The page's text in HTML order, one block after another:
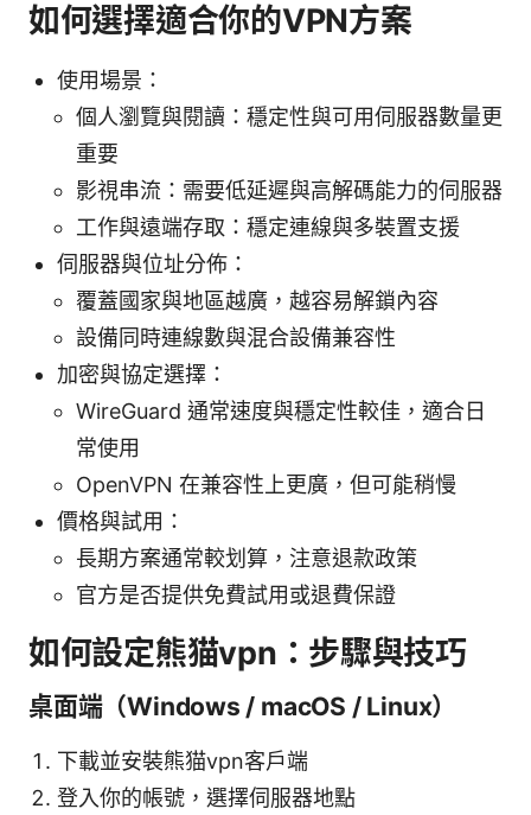
如何選擇適合你的VPN方案
使用場景：
個人瀏覽與閱讀：穩定性與可用伺服器數量更
重要
影視串流：需要低延遲與高解碼能力的伺服器
工作與遠端存取：穩定連線與多裝置支援
伺服器與位址分佈：
覆蓋國家與地區越廣，越容易解鎖內容
設備同時連線數與混合設備兼容性
加密與協定選擇：
WireGuard 通常速度與穩定性較佳，適合日
常使用
OpenVPN 在兼容性上更廣，但可能稍慢
價格與試用：
長期方案通常較划算，注意退款政策
官方是否提供免費試用或退費保證
如何設定熊猫vpn：步驟與技巧
桌面端（Windows / macOS / Linux）
下載並安裝熊猫vpn客戶端
登入你的帳號，選擇伺服器地點